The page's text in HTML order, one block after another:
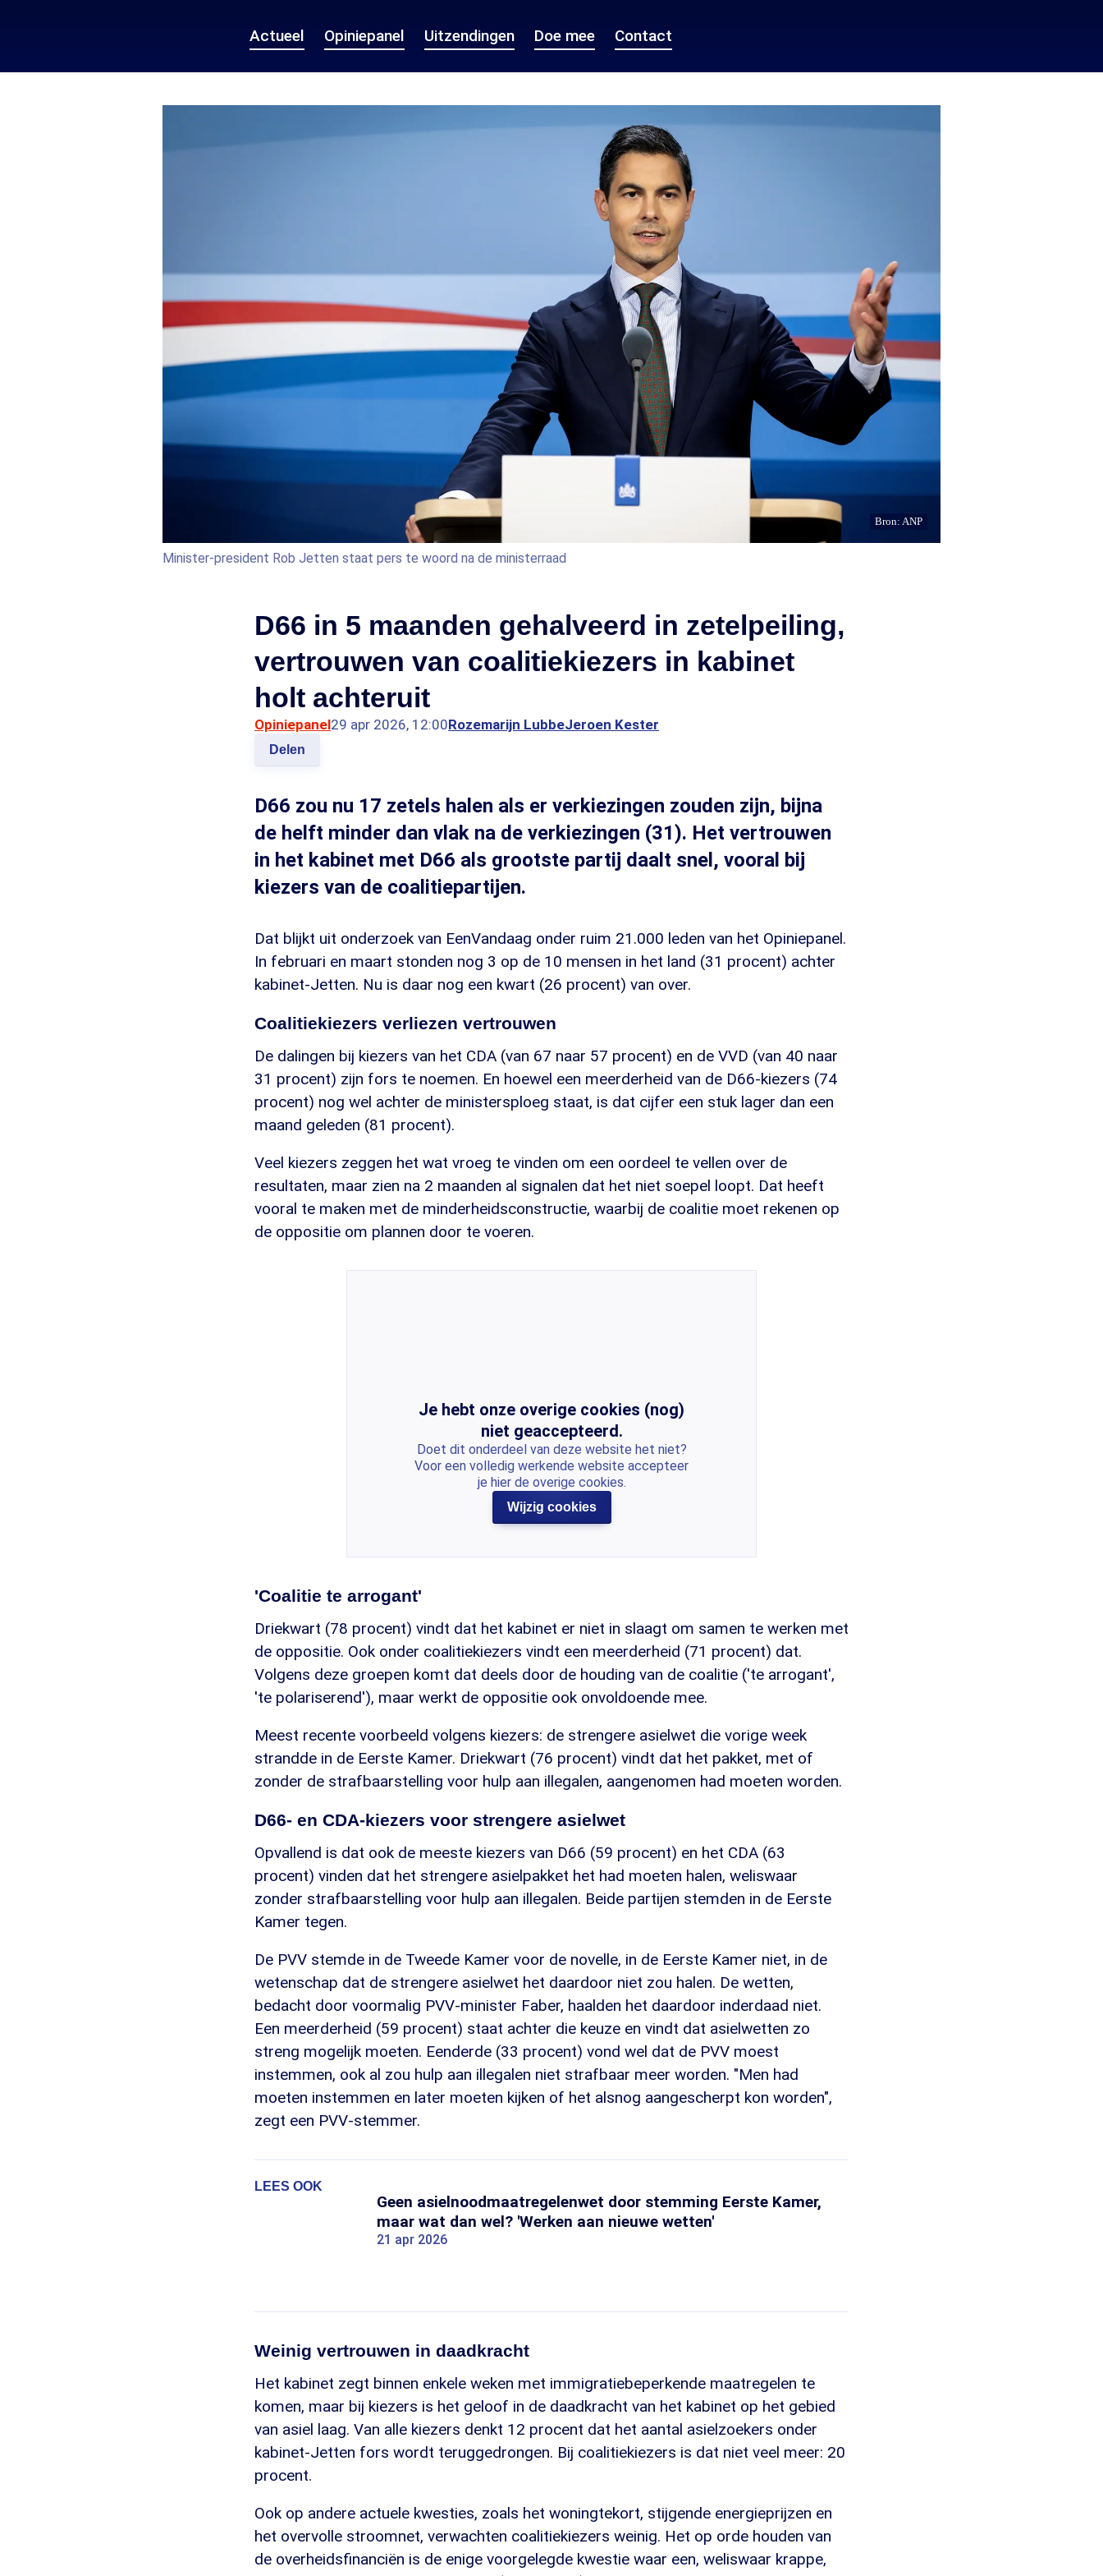
Actueel Opiniepanel Uitzendingen Doe mee Contact
Bron: ANP
Minister-president Rob Jetten staat pers te woord na de ministerraad
D66 in 5 maanden gehalveerd in zetelpeiling,
vertrouwen van coalitiekiezers in kabinet
holt achteruit
Opiniepanel29 apr 2026, 12:00Rozemarijn LubbeJeroen Kester
Delen
D66 zou nu 17 zetels halen als er verkiezingen zouden zijn, bijna
de helft minder dan vlak na de verkiezingen (31). Het vertrouwen
in het kabinet met D66 als grootste partij daalt snel, vooral bij
kiezers van de coalitiepartijen.
Dat blijkt uit onderzoek van EenVandaag onder ruim 21.000 leden van het Opiniepanel.
In februari en maart stonden nog 3 op de 10 mensen in het land (31 procent) achter
kabinet-Jetten. Nu is daar nog een kwart (26 procent) van over.
Coalitiekiezers verliezen vertrouwen
De dalingen bij kiezers van het CDA (van 67 naar 57 procent) en de VVD (van 40 naar
31 procent) zijn fors te noemen. En hoewel een meerderheid van de D66-kiezers (74
procent) nog wel achter de ministersploeg staat, is dat cijfer een stuk lager dan een
maand geleden (81 procent).
Veel kiezers zeggen het wat vroeg te vinden om een oordeel te vellen over de
resultaten, maar zien na 2 maanden al signalen dat het niet soepel loopt. Dat heeft
vooral te maken met de minderheidsconstructie, waarbij de coalitie moet rekenen op
de oppositie om plannen door te voeren.
Je hebt onze overige cookies (nog)
niet geaccepteerd.
Doet dit onderdeel van deze website het niet?
Voor een volledig werkende website accepteer
je hier de overige cookies.
Wijzig cookies
'Coalitie te arrogant'
Driekwart (78 procent) vindt dat het kabinet er niet in slaagt om samen te werken met
de oppositie. Ook onder coalitiekiezers vindt een meerderheid (71 procent) dat.
Volgens deze groepen komt dat deels door de houding van de coalitie ('te arrogant',
'te polariserend'), maar werkt de oppositie ook onvoldoende mee.
Meest recente voorbeeld volgens kiezers: de strengere asielwet die vorige week
strandde in de Eerste Kamer. Driekwart (76 procent) vindt dat het pakket, met of
zonder de strafbaarstelling voor hulp aan illegalen, aangenomen had moeten worden.
D66- en CDA-kiezers voor strengere asielwet
Opvallend is dat ook de meeste kiezers van D66 (59 procent) en het CDA (63
procent) vinden dat het strengere asielpakket het had moeten halen, weliswaar
zonder strafbaarstelling voor hulp aan illegalen. Beide partijen stemden in de Eerste
Kamer tegen.
De PVV stemde in de Tweede Kamer voor de novelle, in de Eerste Kamer niet, in de
wetenschap dat de strengere asielwet het daardoor niet zou halen. De wetten,
bedacht door voormalig PVV-minister Faber, haalden het daardoor inderdaad niet.
Een meerderheid (59 procent) staat achter die keuze en vindt dat asielwetten zo
streng mogelijk moeten. Eenderde (33 procent) vond wel dat de PVV moest
instemmen, ook al zou hulp aan illegalen niet strafbaar meer worden. "Men had
moeten instemmen en later moeten kijken of het alsnog aangescherpt kon worden",
zegt een PVV-stemmer.
LEES OOK
Geen asielnoodmaatregelenwet door stemming Eerste Kamer,
maar wat dan wel? 'Werken aan nieuwe wetten'
21 apr 2026
Weinig vertrouwen in daadkracht
Het kabinet zegt binnen enkele weken met immigratiebeperkende maatregelen te
komen, maar bij kiezers is het geloof in de daadkracht van het kabinet op het gebied
van asiel laag. Van alle kiezers denkt 12 procent dat het aantal asielzoekers onder
kabinet-Jetten fors wordt teruggedrongen. Bij coalitiekiezers is dat niet veel meer: 20
procent.
Ook op andere actuele kwesties, zoals het woningtekort, stijgende energieprijzen en
het overvolle stroomnet, verwachten coalitiekiezers weinig. Het op orde houden van
de overheidsfinanciën is de enige voorgelegde kwestie waar een, weliswaar krappe,